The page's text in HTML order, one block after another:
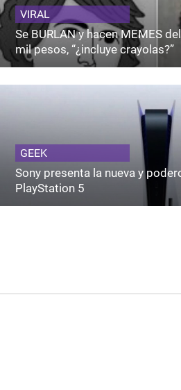
VIRAL
Se BURLAN y hacen MEMES
mil pesos, “¿incluye crayolas?”
GEEK
Sony presenta la nueva y
PlayStation 5